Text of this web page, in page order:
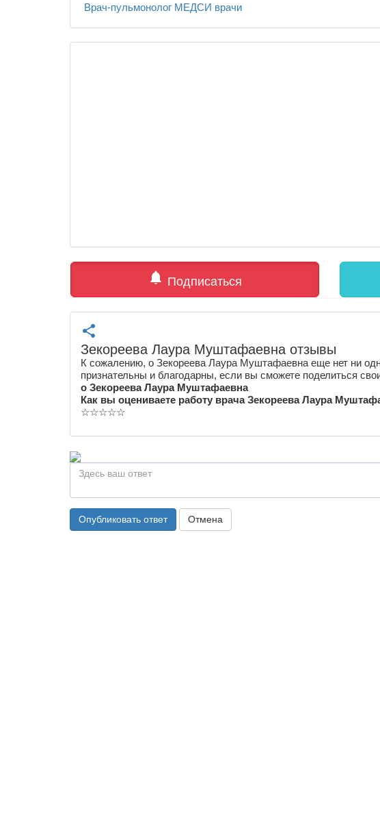
Врач-пульмонолог МЕДСИ врачи
notifications Подписаться
share
Зекореева Лаура Муштафаевна отзывы
К сожалению, о Зекореева Лаура Муштафаевна еще нет ни
признательны и благодарны, если вы сможете поделиться
о Зекореева Лаура Муштафаевна
Как вы оцениваете работу врача Зекореева Лаура
☆☆☆☆☆
Опубликовать ответ Отмена